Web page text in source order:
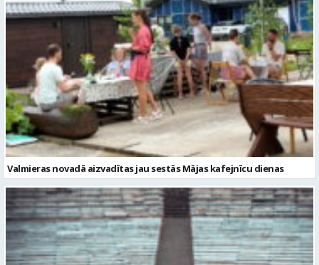
Valmieras novadā aizvadītas jau sestās Mājas kafejnīcu dienas